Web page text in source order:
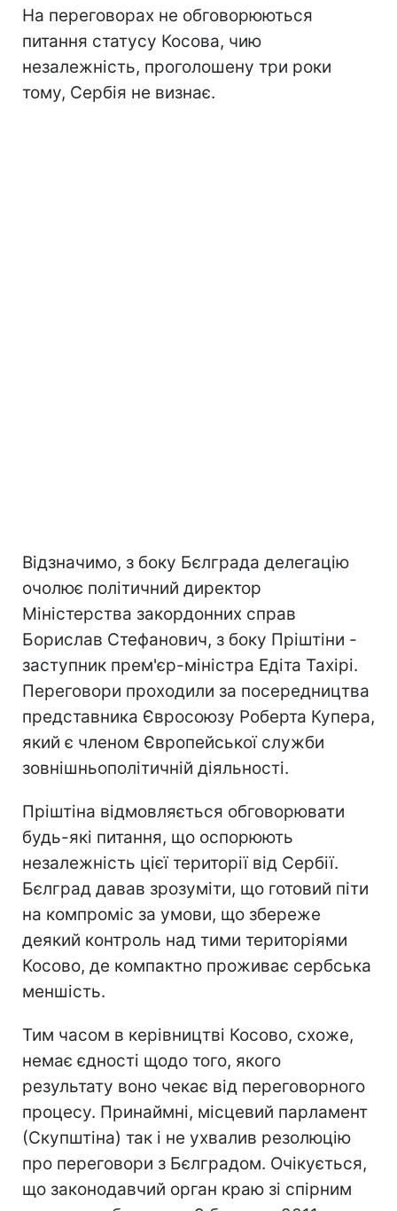
На переговорах не обговорюються
питання статусу Косова, чию
незалежність, проголошену три роки
тому, Сербія не визнає.
Відзначимо, з боку Бєлграда делегацію
очолює політичний директор
Міністерства закордонних справ
Борислав Стефанович, з боку Пріштіни -
заступник прем'єр-міністра Едіта Тахірі.
Переговори проходили за посередництва
представника Євросоюзу Роберта Купера,
який є членом Європейської служби
зовнішньополітичній діяльності.
Пріштіна відмовляється обговорювати
будь-які питання, що оспорюють
незалежність цієї території від Сербії.
Бєлград давав зрозуміти, що готовий піти
на компроміс за умови, що збереже
деякий контроль над тими територіями
Косово, де компактно проживає сербська
меншість.
Тим часом в керівництві Косово, схоже,
немає єдності щодо того, якого
результату воно чекає від переговорного
процесу. Принаймні, місцевий парламент
(Скупштіна) так і не ухвалив резолюцію
про переговори з Бєлградом. Очікується,
що законодавчий орган краю зі спірним